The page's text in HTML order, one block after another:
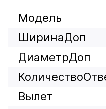
Модель
ШиринаДоп
ДиаметрДоп
Вылет